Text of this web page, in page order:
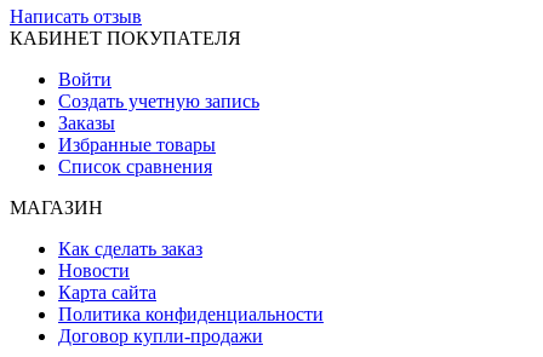
Написать отзыв
КАБИНЕТ ПОКУПАТЕЛЯ
Войти
Создать учетную запись
Заказы
Избранные товары
Список сравнения
МАГАЗИН
Как сделать заказ
Новости
Карта сайта
Политика конфиденциальности
Договор купли-продажи